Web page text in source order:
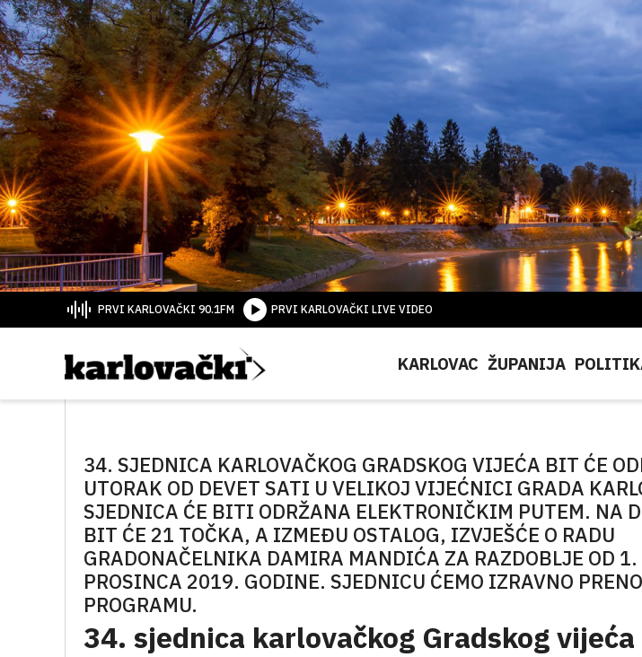
PRVI KARLOVAČKI 90.1FM PRVI KARLOVAČKI LIVE VIDEO
KARLOVAC ŽUPANIJA
34. SJEDNICA KARLOVAČKOG GRADSKOG VIJEĆA BIT ĆE
UTORAK OD DEVET SATI U VELIKOJ VIJEĆNICI GRADA
SJEDNICA ĆE BITI ODRŽANA ELEKTRONIČKIM PUTEM. NA
BIT ĆE 21 TOČKA, A IZMEĐU OSTALOG, IZVJEŠĆE O RADU
GRADONAČELNIKA DAMIRA MANDIĆA ZA RAZDOBLJE OD
PROSINCA 2019. GODINE. SJEDNICU ĆEMO IZRAVNO
PROGRAMU.
34. sjednica karlovačkog Gradskog vijeća